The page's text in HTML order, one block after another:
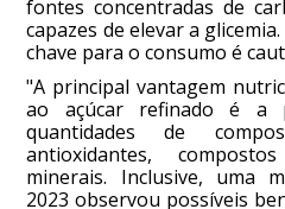
fontes concentradas de
capazes de elevar a
chave para o consumo é
"A principal vantagem
ao açúcar refinado é a
quantidades de
antioxidantes,
minerais. Inclusive, uma
2023 observou possíveis